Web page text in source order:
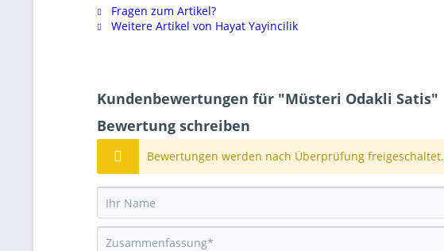
Fragen zum Artikel?
Weitere Artikel von Hayat Yayincilik
Kundenbewertungen für "Müsteri Odakli Satis"
Bewertung schreiben
Bewertungen werden nach Überprüfung freigeschaltet.